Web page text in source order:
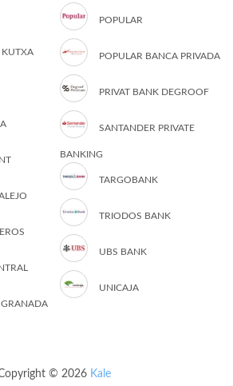
KUTXA
POPULAR
POPULAR BANCA PRIVADA
PRIVAT BANK DEGROOF
SANTANDER PRIVATE
BANKING
TARGOBANK
TRIODOS BANK
UBS BANK
UNICAJA
© 2026 Kale